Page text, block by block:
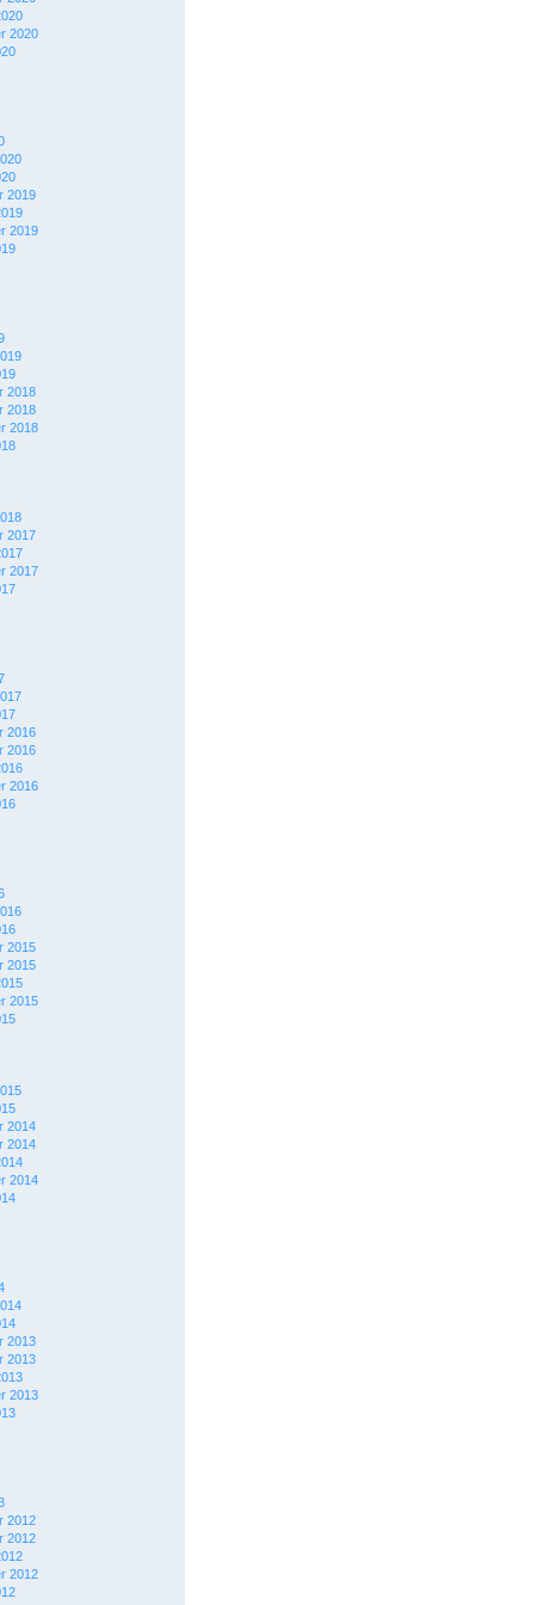
2020
2019
2019
2018
2018
2018
2017
2017
2016
2016
2016
2015
2015
2015
2014
2014
2014
2013
2013
2013
2012
2012
2012